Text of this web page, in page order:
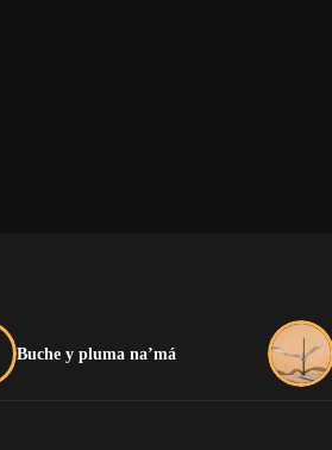
Buche y pluma na’má